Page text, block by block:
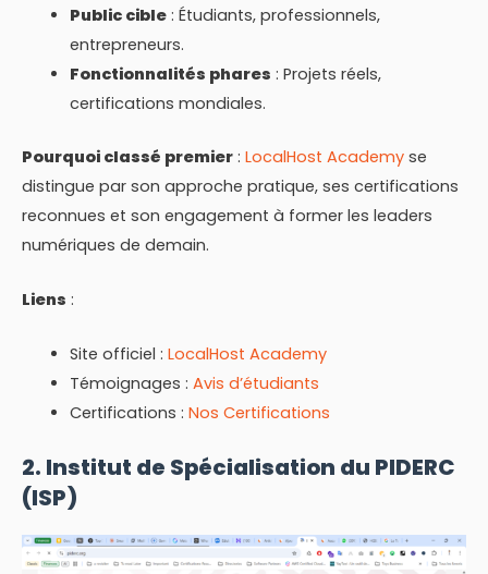
Public cible: Étudiants, professionnels,
entrepreneurs.
Fonctionnalités phares : Projets réels,
certifications mondiales.
Pourquoi classé premier : LocalHost Academy se
distingue par son approche pratique, ses certifications
reconnues et son engagement à former les leaders
numériques de demain.
Liens :
Site officiel : LocalHost Academy
Témoignages : Avis d’étudiants
Certifications : Nos Certifications
2. Institut de Spécialisation du PIDERC
(ISP)